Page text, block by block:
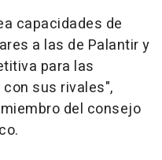
capacidades de
a las de Palantir y
para las
sus rivales",
del consejo